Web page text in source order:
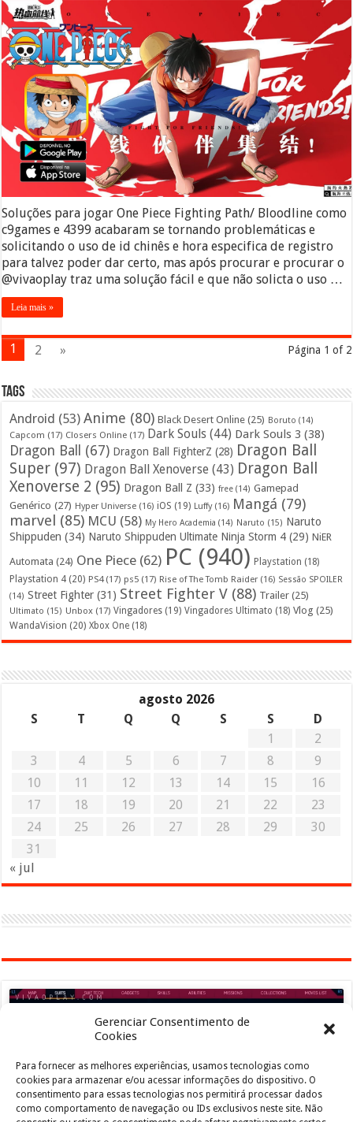
Gerenciar Consentimento de
Cookies
Para fornecer as melhores experiências, usamos tecnologias como
cookies para armazenar e/ou acessar informações do dispositivo. O
consentimento para essas tecnologias nos permitirá processar dados
como comportamento de navegação ou IDs exclusivos neste site. Não
Soluções para jogar One Piece Fighting Path/ Bloodline como
c9games e 4399 acabaram se tornando problemáticas e
solicitando o uso de id chinês e hora especifica de registro
para talvez poder dar certo, mas após procurar e procurar o
@vivaoplay traz uma solução fácil e que não solicta o uso …
Leia mais »
Página 1 of 2
1 2 »
Tags
Android (53) Anime (80) Black Desert Online (25) Boruto (14)
Capcom (17) Closers Online (17) Dark Souls (44) Dark Souls 3 (38)
Dragon Ball (67) Dragon Ball FighterZ (28) Dragon Ball
Super (97) Dragon Ball Xenoverse (43) Dragon Ball
Xenoverse 2 (95) Dragon Ball Z (33) free (14) Gamepad
Genérico (27) Hyper Universe (16) iOS (19) Luffy(16) Mangá (79)
marvel (85) MCU (58) My Hero Academia (14) Naruto (15) Naruto
Shippuden (34) Naruto Shippuden Ultimate Ninja Storm 4 (29) NiER
Automata (24) One Piece (62) PC (940) Playstation (18)
Playstation 4 (20) PS4(17) ps5 (17) Rise of The Tomb Raider (16) Sessão SPOILER
(14) Street Fighter (31) Street Fighter V (88) Trailer (25)
Ultimato (15) Unbox (17) Vingadores (19) Vingadores Ultimato (18) Vlog (25)
WandaVision (20) Xbox One (18)
agosto 2026
S
T Q Q S S
D
1
2
3
4 5 6 7 8
9
10
11 12 13 14 15
16
17
18 19 20 21 22
23
24
25 26 27 28 29
30
31
« jul
Clique para aceitar os cookies marketing e
ativar este conteúdo